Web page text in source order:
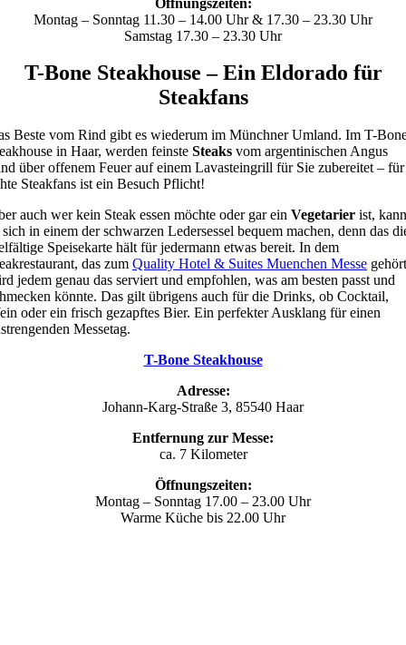
Montag – Sonntag 11.30 – 14.00 Uhr & 17.30 – 23.30 Uhr
Samstag 17.30 – 23.30 Uhr
T-Bone Steakhouse – Ein Eldorado für
Steakfans
Beste vom Rind gibt es wiederum im Münchner Umland. Im T-
in Haar, werden feinste Steaksvom argentinischen Angus
über offenem Feuer auf einem Lavasteingrill für Sie zubereitet – für
Steakfans ist ein Besuch Pflicht!
auch wer kein Steak essen möchte oder gar ein Vegetarierist, kann
sich in einem der schwarzen Ledersessel bequem machen, denn das
Speisekarte hält für jedermann etwas bereit. In dem
das zum Quality Hotel & Suites Muenchen Messe
jedem genau das serviert und empfohlen, was am besten passt und
könnte. Das gilt übrigens auch für die Drinks, ob Cocktail,
oder ein frisch gezapftes Bier. Ein perfekter Ausklang für einen
Messetag.
T-Bone Steakhouse
Adresse:
Johann-Karg-Straße 3, 85540 Haar
Entfernung zur Messe:
ca. 7 Kilometer
Öffnungszeiten:
Montag – Sonntag 17.00 – 23.00 Uhr
Warme Küche bis 22.00 Uhr